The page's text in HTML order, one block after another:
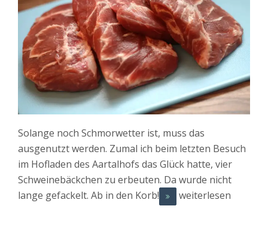
Solange noch Schmorwetter ist, muss das
ausgenutzt werden. Zumal ich beim letzten Besuch
im Hofladen des Aartalhofs das Glück hatte, vier
Schweinebäckchen zu erbeuten. Da wurde nicht
lange gefackelt. Ab in den Korb!
weiterlesen